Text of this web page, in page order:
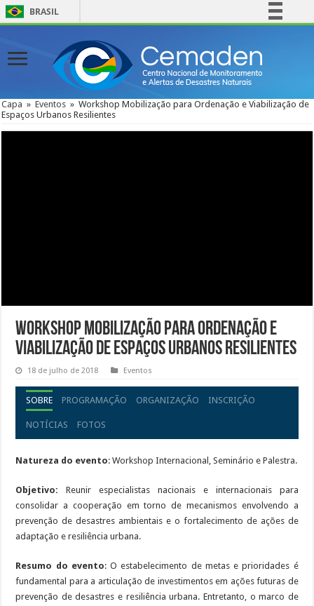
BRASIL
Comunica BR
Participe
Acesso à informação
Capa » Eventos » Workshop Mobilização para Ordenação e Viabilização de
Espaços Urbanos Resilientes
Workshop Mobilização para Ordenação e
Viabilização de Espaços Urbanos Resilientes
18 de julho de 2018 Eventos
SOBRE PROGRAMAÇÃO ORGANIZAÇÃO INSCRIÇÃO
NOTÍCIAS FOTOS
Natureza do evento: Workshop Internacional, Seminário e Palestra.
Objetivo: Reunir especialistas nacionais e internacionais para
consolidar a cooperação em torno de mecanismos envolvendo a
prevenção de desastres ambientais e o fortalecimento de ações de
adaptação e resiliência urbana.
Resumo do evento: O estabelecimento de metas e prioridades é
fundamental para a articulação de investimentos em ações futuras de
prevenção de desastres e resiliência urbana. Entretanto, o marco de